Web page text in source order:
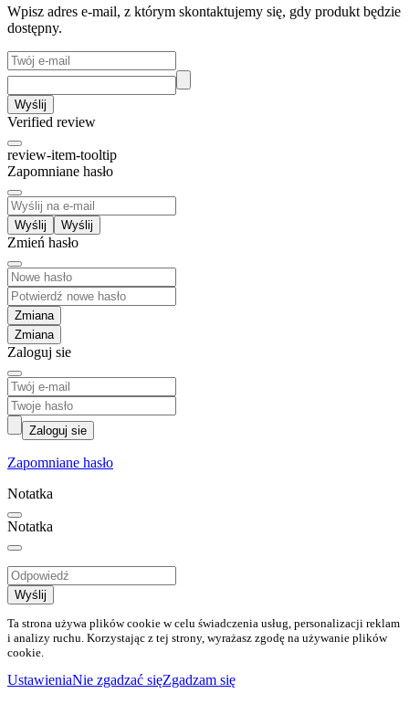
Wpisz adres e-mail, z którym skontaktujemy się, gdy produkt będzie
dostępny.
Wyślij
Verified review
review-item-tooltip
Zapomniane hasło
Wyślij
Zmień hasło
Zmiana
Zaloguj sie
Zaloguj sie
Zapomniane hasło
Notatka
Notatka
Wyślij
Ta strona używa plików cookie w celu świadczenia usług, personalizacji reklam
i analizy ruchu. Korzystając z tej strony, wyrażasz zgodę na używanie plików
cookie.
UstawieniaNie zgadzać sięZgadzam się